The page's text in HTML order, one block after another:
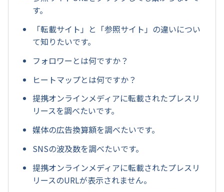
す。
「転載サイト」と「参照サイト」の違いについ
て知りたいです。
フォロワーとは何ですか？
ヒートマップとは何ですか？
提携オンラインメディアに転載されたプレスリ
リースを調べたいです。
媒体の広告換算額を調べたいです。
SNSの波及数を調べたいです。
提携オンラインメディアに転載されたプレスリ
リースのURLが表示されません。